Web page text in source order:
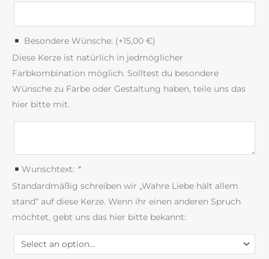
Besondere Wünsche: (+15,00 €)
Diese Kerze ist natürlich in jedmöglicher
Farbkombination möglich. Solltest du besondere
Wünsche zu Farbe oder Gestaltung haben, teile uns das
hier bitte mit.
Wunschtext: *
Standardmäßig schreiben wir „Wahre Liebe hält allem
stand“ auf diese Kerze. Wenn ihr einen anderen Spruch
möchtet, gebt uns das hier bitte bekannt: